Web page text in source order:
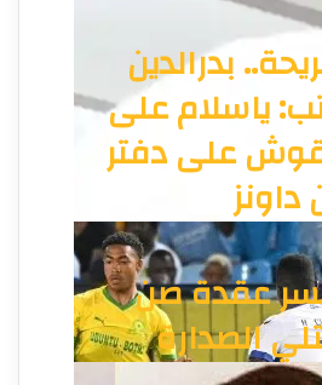
بدرالدين
ياسلام على
على دفتر
عقدة صن
الصدارة